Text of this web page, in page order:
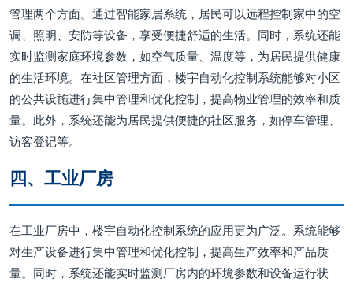
管理两个方面。通过智能家居系统，居民可以远程控制家中的空
调、照明、安防等设备，享受便捷舒适的生活。同时，系统还能
实时监测家庭环境参数，如空气质量、温度等，为居民提供健康
的生活环境。在社区管理方面，楼宇自动化控制系统能够对小区
的公共设施进行集中管理和优化控制，提高物业管理的效率和质
量。此外，系统还能为居民提供便捷的社区服务，如停车管理、
访客登记等。
四、工业厂房
在工业厂房中，楼宇自动化控制系统的应用更为广泛。系统能够
对生产设备进行集中管理和优化控制，提高生产效率和产品质
量。同时，系统还能实时监测厂房内的环境参数和设备运行状